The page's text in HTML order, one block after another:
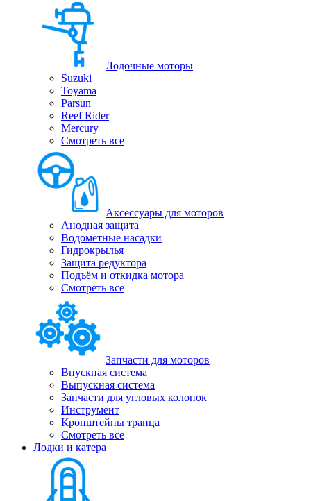
Лодочные моторы
Suzuki
Toyama
Parsun
Reef Rider
Mercury
Смотреть все
Аксессуары для моторов
Анодная защита
Водометные насадки
Гидрокрылья
Защита редуктора
Подъём и откидка мотора
Смотреть все
Запчасти для моторов
Впускная система
Выпускная система
Запчасти для угловых колонок
Инструмент
Кронштейны транца
Смотреть все
Лодки и катера